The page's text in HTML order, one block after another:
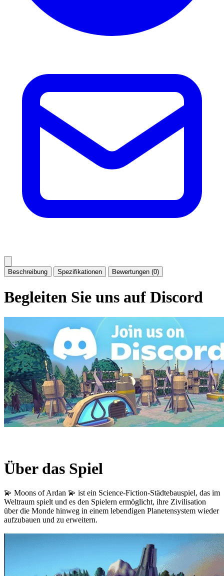
Beschreibung Spezifikationen Bewertungen (0)
Begleiten Sie uns auf Discord
Über das Spiel
💫 Moons of Ardan 💫 ist ein Science-Fiction-Städtebauspiel, das im
Weltraum spielt und es den Spielern ermöglicht, ihre Zivilisation
über die Monde hinweg in einem lebendigen Planetensystem wieder
aufzubauen und zu erweitern.